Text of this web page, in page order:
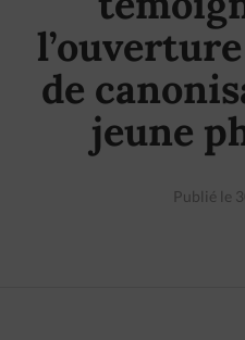
de
jeune
Publié le